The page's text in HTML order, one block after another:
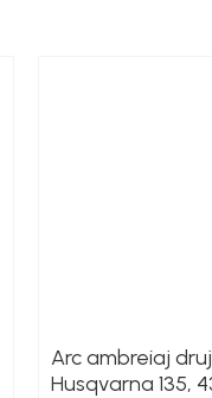
Arc ambreiaj
Husqvarna 135,